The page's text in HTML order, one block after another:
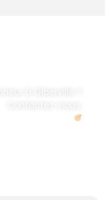
à Giberville ?